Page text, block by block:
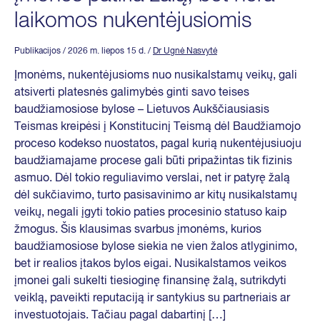
laikomos nukentėjusiomis
Publikacijos / 2026 m. liepos 15 d. / Dr Ugnė Nasvytė
Įmonėms, nukentėjusioms nuo nusikalstamų veikų, gali
atsiverti platesnės galimybės ginti savo teises
baudžiamosiose bylose – Lietuvos Aukščiausiasis
Teismas kreipėsi į Konstitucinį Teismą dėl Baudžiamojo
proceso kodekso nuostatos, pagal kurią nukentėjusiuoju
baudžiamajame procese gali būti pripažintas tik fizinis
asmuo. Dėl tokio reguliavimo verslai, net ir patyrę žalą
dėl sukčiavimo, turto pasisavinimo ar kitų nusikalstamų
veikų, negali įgyti tokio paties procesinio statuso kaip
žmogus. Šis klausimas svarbus įmonėms, kurios
baudžiamosiose bylose siekia ne vien žalos atlyginimo,
bet ir realios įtakos bylos eigai. Nusikalstamos veikos
įmonei gali sukelti tiesioginę finansinę žalą, sutrikdyti
veiklą, paveikti reputaciją ir santykius su partneriais ar
investuotojais. Tačiau pagal dabartinį […]